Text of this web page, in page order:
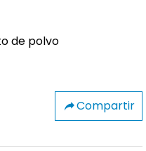
Compartir